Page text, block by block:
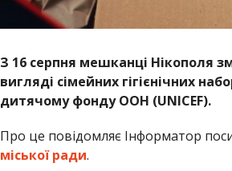
З 16 серпня мешканці Нікополя
вигляді сімейних гігієнічних
дитячому фонду ООН (UNICEF).
Про це повідомляє Інформатор
міської ради.